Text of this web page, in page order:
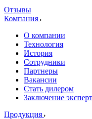
Отзывы
Компания
О компании
Технология
История
Сотрудники
Партнеры
Вакансии
Стать дилером
Заключение
Продукция